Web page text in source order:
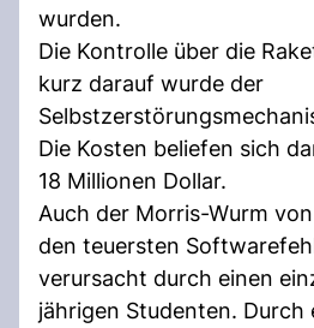
wurden.
Die Kontrolle über die
kurz darauf wurde der
Die Kosten beliefen sich
18 Millionen Dollar.
Auch der Morris-Wurm
den teuersten
verursacht durch einen
jährigen Studenten. Durch